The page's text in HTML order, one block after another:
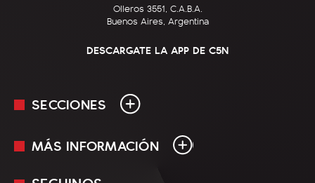
Olleros 3551, C.A.B.A.
Buenos Aires, Argentina
DESCARGATE LA APP DE C5N
SECCIONES
En Vivo
MÁS INFORMACIÓN